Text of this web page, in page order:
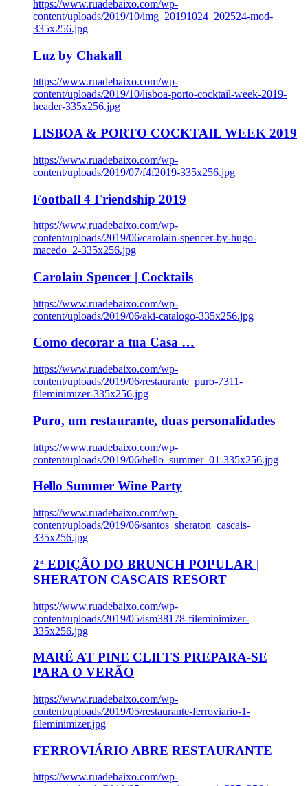
https://www.ruadebaixo.com/wp-
content/uploads/2019/10/img_20191024_202524-mod-
335x256.jpg
Luz by Chakall
https://www.ruadebaixo.com/wp-
content/uploads/2019/10/lisboa-porto-cocktail-week-2019-
header-335x256.jpg
LISBOA & PORTO COCKTAIL WEEK 2019
https://www.ruadebaixo.com/wp-
content/uploads/2019/07/f4f2019-335x256.jpg
Football 4 Friendship 2019
https://www.ruadebaixo.com/wp-
content/uploads/2019/06/carolain-spencer-by-hugo-
macedo_2-335x256.jpg
Carolain Spencer | Cocktails
https://www.ruadebaixo.com/wp-
content/uploads/2019/06/aki-catalogo-335x256.jpg
Como decorar a tua Casa …
https://www.ruadebaixo.com/wp-
content/uploads/2019/06/restaurante_puro-7311-
fileminimizer-335x256.jpg
Puro, um restaurante, duas personalidades
https://www.ruadebaixo.com/wp-
content/uploads/2019/06/hello_summer_01-335x256.jpg
Hello Summer Wine Party
https://www.ruadebaixo.com/wp-
content/uploads/2019/06/santos_sheraton_cascais-
335x256.jpg
2ª EDIÇÃO DO BRUNCH POPULAR |
SHERATON CASCAIS RESORT
https://www.ruadebaixo.com/wp-
content/uploads/2019/05/ism38178-fileminimizer-
335x256.jpg
MARÉ AT PINE CLIFFS PREPARA-SE
PARA O VERÃO
https://www.ruadebaixo.com/wp-
content/uploads/2019/05/restaurante-ferroviario-1-
fileminimizer.jpg
FERROVIÁRIO ABRE RESTAURANTE
https://www.ruadebaixo.com/wp-